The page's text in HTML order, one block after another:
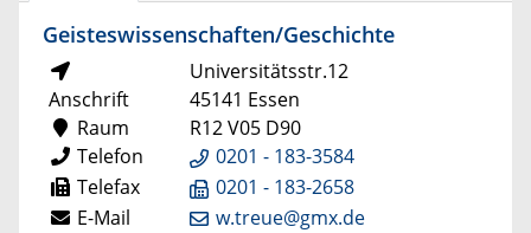
Geisteswissenschaften/Geschichte
Anschrift
Universitätsstr.12
45141 Essen
Raum
R12 V05 D90
Telefon
0201 - 183-3584
Telefax
0201 - 183-2658
E-Mail
w.treue@gmx.de